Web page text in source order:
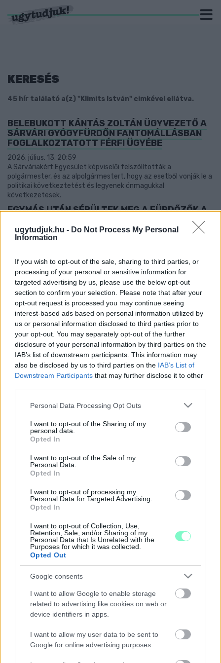
ugytudjuk.hu - Do Not Process My Personal
Information
If you wish to opt-out of the sale, sharing to third parties, or
processing of your personal or sensitive information for
targeted advertising by us, please use the below opt-out
section to confirm your selection. Please note that after your
opt-out request is processed you may continue seeing
interest-based ads based on personal information utilized by
us or personal information disclosed to third parties prior to
your opt-out. You may separately opt-out of the further
disclosure of your personal information by third parties on the
IAB’s list of downstream participants. This information may
also be disclosed by us to third parties on the IAB’s List of
Downstream Participants that may further disclose it to other
Please note that this website/app uses one or more Google
not limited to your visit or usage behaviour. You may click to
grant or deny consent to Google and its third-party tags to
use your data for below specified purposes in below Google
consent section.
Personal Data Processing Opt Outs
I want to opt-out of the Sharing of my
personal data.
Opted In
I want to opt-out of the Sale of my
Personal Data.
Opted In
I want to opt-out of processing my
Personal Data for Targeted Advertising.
Opted In
I want to opt-out of Collection, Use,
Retention, Sale, and/or Sharing of my
Personal Data that Is Unrelated with the
Purposes for which it was collected.
Opted Out
Google consents
I want to allow Google to enable storage
related to advertising like cookies on web or
device identifiers in apps.
I want to allow my user data to be sent to
Google for online advertising purposes.
KERESÉS
45 hír találató a(z) "Klimits István" cimkével ellátva.
BELEBUKOTT KÁNTÁS ZOLTÁN ÜGYVEZETŐ A
SÁRVÁRI GYÓGYFÜRDŐN FANTOMÁLLÁSBAN
FOGLALKOZTATOTT FÉRFI ÜGYÉBE
2026. július. 13. 20:59
A Sárváriakért Egyesület képviselői felszólították a
polgármester, és az alpolgármestert, hogy az esetből vonják le a
politikai következtetést és legyenek önmagukkal
következetesek.
EGYMÁS UTÁN SÉRÜLTEK MEG A FÜRDŐZŐK A
SÁRVÁRI GYÓGYFÜRDŐ HÉTVÉGÉN ÁTADOTT,
700 MILLIÓ FORINTBA KERÜLŐ CSÚSZDÁIBAN
bevonásával vizsgálják át a szerkezeteket. A csúszdák jelenleg
használhatóak, de felére csökkentették a súly terhelést.
A SÁRVÁRFÜRDŐN TÖRTÉNT FAL
FOGLALKOZTATÁS ÜGYE MIATT ÖSSZEHÍVJA
AZ ELLENZÉK ÁLTAL KEZDEMÉNYEZETT
RENDKÍVÜLI TESTÜLETI ÜLÉST A SÁRVÁRI
POLGÁRMESTER
2026. Április. 08. 11:44
Előtte még ülésezik a cég felügyelőbizottsága is.
FELMONDTA A SÁRVÁRRAL KÖTÖTT
HATÁROZOTT IDEJŰ BÉRLETI SZERZŐDÉSÉT A
2026. március. 06. 17:48
VARGA KÁROLY, SÁRVÁRI FIDESZ KÉPVISELŐ
AZ ELLENZÉKNEK: “NEM CSINÁLNAK A KUTYA
2026. február. 16. 06:32
Kikeltek magukból a sárvári fideszes képviselők, amikor a
idei költségvetését. Az ellenzék szerint csupán apró dolgokat
kértek, de ez sem fért bele a pénzügyi tervezetbe.
VÁLLALKOZÓNAK, HOGY ÜZEMELTESSE A
VÁROS TENISZPÁLYÁIT
2026. január. 26. 11:11
kapott a már korábban is a pályákat üzemeltető vállalkozótól.
NYOMOZ A RENDŐRSÉG A SÁRVÁRI VOLT
HEGYKÖZSÉGI SZEMÉTTELEPEN ENGEDÉLY
NÉLKÜL TÁROLT HULLADÉK MIATT
A területet Varga Jenő fideszes önkormányzati képviselő cége
őrizte, majd telepként üzemeltette a város tudta nélkül.